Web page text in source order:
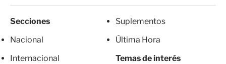
Secciones
Nacional
Internacional
Suplementos
Última Hora
Temas de interés